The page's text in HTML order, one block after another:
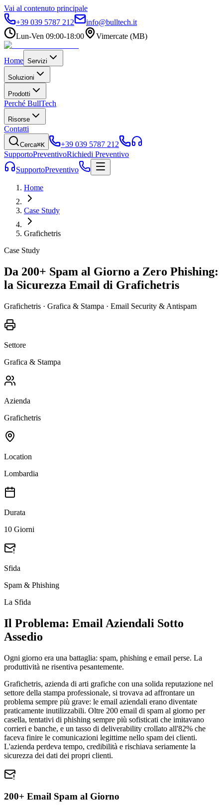
Vai al contenuto principale
+39 039 5787 212
info@bulltech.it
Lun-Ven 09:00-18:00
Vimercate (MB)
Home Servizi
Soluzioni
Prodotti
Perché BullTech
Risorse
Contatti
Cerca⌘K
+39 039 5787 212
SupportoPreventivoRichiedi Preventivo
SupportoPreventivo
Home
Case Study
Grafichetris
Case Study
Da 200+ Spam al Giorno a Zero Phishing:
la Sicurezza Email di Grafichetris
Grafichetris · Grafica & Stampa · Email Security & Antispam
Settore
Grafica & Stampa
Azienda
Grafichetris
Location
Lombardia
Durata
10 Giorni
Sfida
Spam & Phishing
La Sfida
Il Problema: Email Aziendali Sotto
Assedio
Ogni giorno era una battaglia: spam, phishing e email perse. La
produttività ne risentiva pesantemente.
Grafichetris, azienda di arti grafiche con una solida reputazione nel
settore della stampa professionale, si trovava ad affrontare un
problema sempre più grave: le email aziendali erano diventate
praticamente inutilizzabili. Oltre 200 email di spam al giorno per
casella, tentativi di phishing sempre più sofisticati che imitavano
corrieri e banche, e un tasso di deliverability crollato all'82% che
faceva finire le comunicazioni legittime nello spam dei clienti.
L'azienda perdeva tempo, credibilità e rischiava seriamente la
sicurezza dei dati dei propri clienti.
200+ Email Spam al Giorno